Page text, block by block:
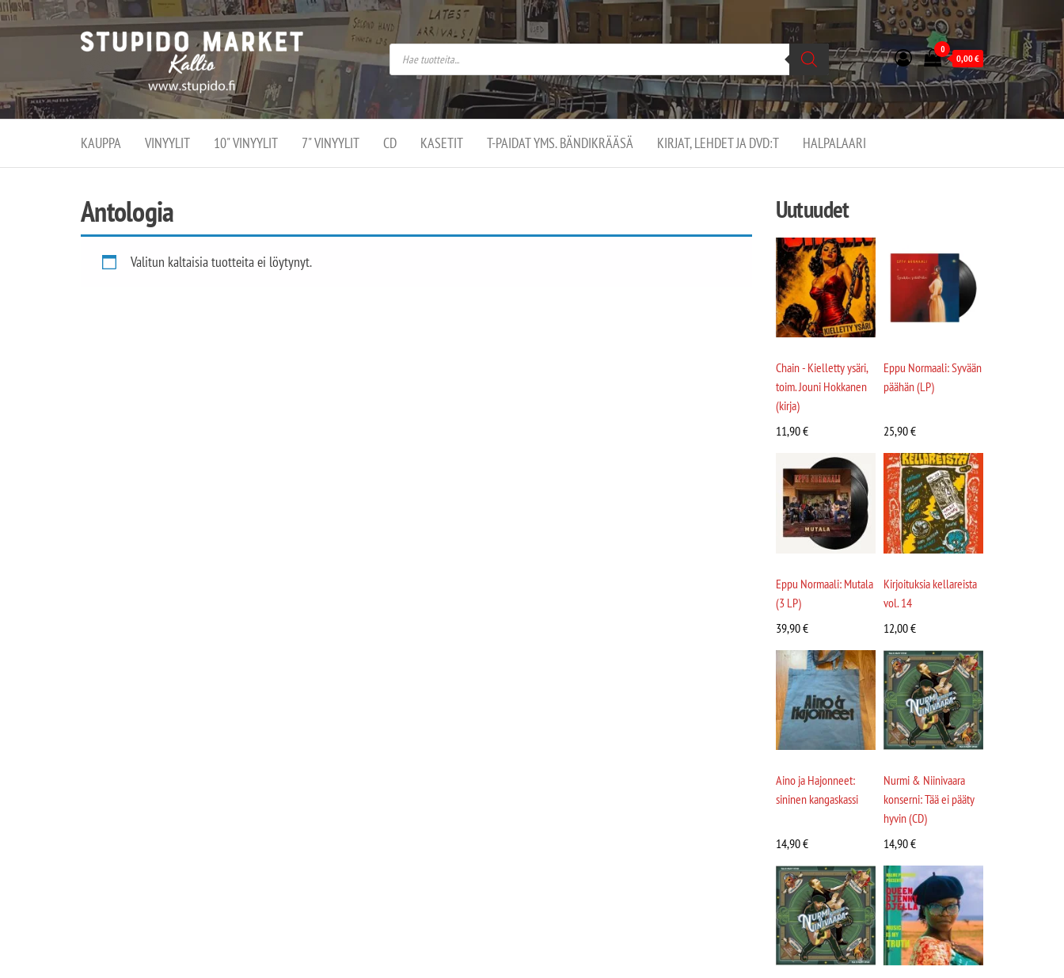
Stupido
Market –
verkossa
ja
kivijalassa
Stupido Market on
vaihtoehtomusaan
erikoistunut
verkko- sekä
kivijalkakauppa
Helsingissä
Kallion
0
0,00€
KAUPPA VINYYLIT 10" VINYYLIT 7" VINYYLIT CD KASETIT T-PAIDAT YMS. BÄNDIKRÄÄSÄ KIRJAT, LEHDET JA DVD:T HALPALAARI
Antologia
Valitun kaltaisia tuotteita ei löytynyt.
Uutuudet
Chain - Kielletty ysäri,
toim. Jouni Hokkanen
(kirja)
11,90€
Eppu Normaali: Syvään
päähän (LP)
25,90€
Eppu Normaali: Mutala
(3 LP)
39,90€
Kirjoituksia kellareista
vol. 14
12,00€
Aino ja Hajonneet:
sininen kangaskassi
14,90€
Nurmi & Niinivaara
konserni: Tää ei pääty
hyvin (CD)
14,90€